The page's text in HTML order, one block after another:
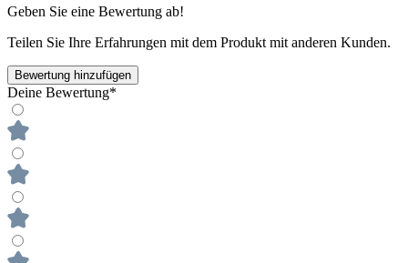
Geben Sie eine Bewertung ab!
Teilen Sie Ihre Erfahrungen mit dem Produkt mit anderen Kunden.
Bewertung hinzufügen
Deine Bewertung*